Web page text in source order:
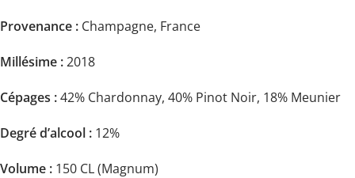
Provenance : Champagne, France
Millésime :2018
Cépages :42% Chardonnay, 40% Pinot Noir, 18% Meunier
Degré d’alcool : 12%
Volume : 150 CL (Magnum)